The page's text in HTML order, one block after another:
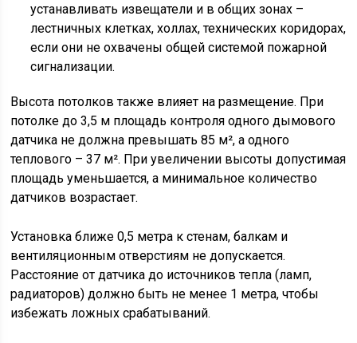
устанавливать извещатели и в общих зонах –
лестничных клетках, холлах, технических коридорах,
если они не охвачены общей системой пожарной
сигнализации.
Высота потолков также влияет на размещение. При
потолке до 3,5 м площадь контроля одного дымового
датчика не должна превышать 85 м², а одного
теплового – 37 м². При увеличении высоты допустимая
площадь уменьшается, а минимальное количество
датчиков возрастает.
Установка ближе 0,5 метра к стенам, балкам и
вентиляционным отверстиям не допускается.
Расстояние от датчика до источников тепла (ламп,
радиаторов) должно быть не менее 1 метра, чтобы
избежать ложных срабатываний.